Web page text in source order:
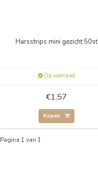
Harsstrips mini gezicht 50st
Op voorraad
€1,57
Kopen
Pagina 1 van 1